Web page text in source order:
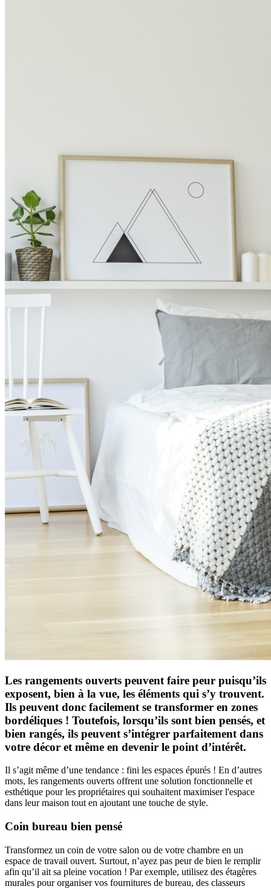
Les rangements ouverts peuvent faire peur puisqu’ils
exposent, bien à la vue, les éléments qui s’y trouvent.
Ils peuvent donc facilement se transformer en zones
bordéliques ! Toutefois, lorsqu’ils sont bien pensés, et
bien rangés, ils peuvent s’intégrer parfaitement dans
votre décor et même en devenir le point d’intérêt.
Il s’agit même d’une tendance : fini les espaces épurés ! En d’autres
mots, les rangements ouverts offrent une solution fonctionnelle et
esthétique pour les propriétaires qui souhaitent maximiser l'espace
dans leur maison tout en ajoutant une touche de style.
Coin bureau bien pensé
Transformez un coin de votre salon ou de votre chambre en un
espace de travail ouvert. Surtout, n’ayez pas peur de bien le remplir
afin qu’il ait sa pleine vocation ! Par exemple, utilisez des étagères
murales pour organiser vos fournitures de bureau, des classeurs